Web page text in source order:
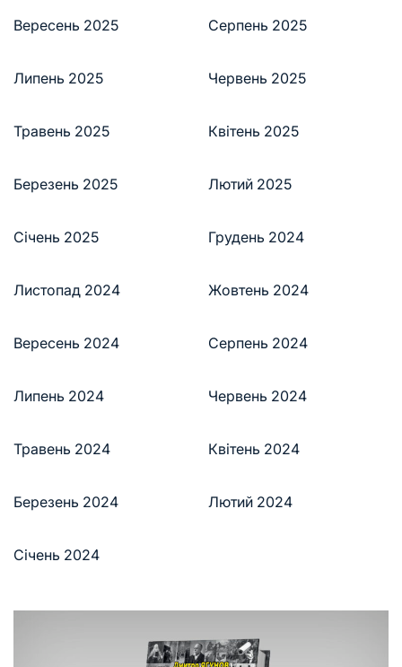
Вересень 2025 Серпень 2025
Липень 2025 Червень 2025
Травень 2025 Квітень 2025
Березень 2025 Лютий 2025
Січень 2025 Грудень 2024
Листопад 2024 Жовтень 2024
Вересень 2024 Серпень 2024
Липень 2024 Червень 2024
Травень 2024 Квітень 2024
Березень 2024 Лютий 2024
Січень 2024